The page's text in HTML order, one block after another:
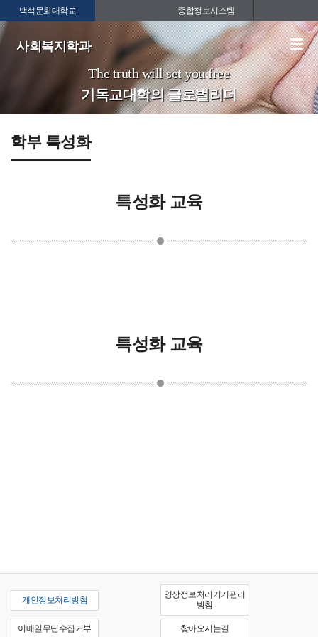
백석문화대학교 종합정보시스템
사회복지학과
The truth will set you free
기독교대학의 글로벌리더
학부 특성화
특성화 교육
특성화 교육
개인정보처리방침
영상정보처리기기관리
방침
이메일무단수집거부 찾아오시는길